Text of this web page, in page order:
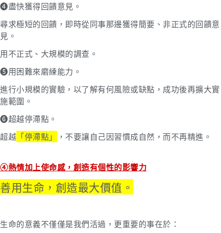
➍盡快獲得回饋意見。
尋求極短的回饋，即時從同事那邊獲得簡要、非正式的回饋意
見。
用不正式、大規模的調查。
➎用困難來磨練能力。
進行小規模的實驗，以了解有何風險或缺點，成功後再擴大實
施範圍。
➏超越停滯點。
超越 「停滯點」 ，不要讓自己因習慣成自然，而不再精進。
④熱情加上使命感，創造有個性的影響力
善用生命，創造最大價值。
生命的意義不僅僅是我們活過，更重要的事在於：